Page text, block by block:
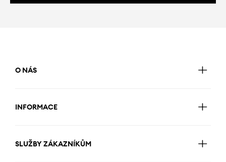
O NÁS
INFORMACE
SLUŽBY ZÁKAZNÍKŮM